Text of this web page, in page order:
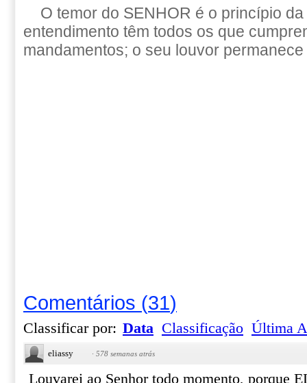
O temor do SENHOR é o princípio
entendimento têm todos os que
mandamentos; o seu louvor
Comentários (31)
Classificar por: Data Classificação Última
eliassy · 578 semanas atrás
Louvarei ao Senhor todo momento, porque